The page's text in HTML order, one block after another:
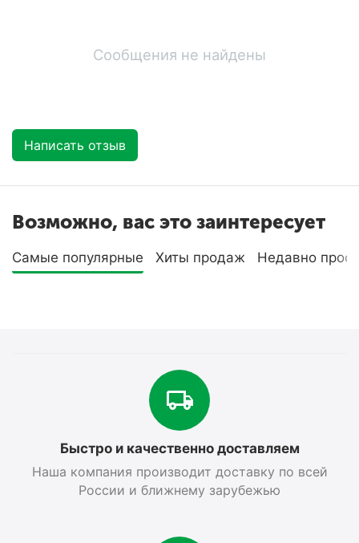
Сообщения не найдены
Написать отзыв
Возможно, вас это заинтересует
Самые популярные Хиты продаж Недавно
Быстро и качественно доставляем
Наша компания производит доставку по всей
России и ближнему зарубежью